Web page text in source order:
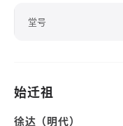
堂号
始迁祖
徐达（明代）